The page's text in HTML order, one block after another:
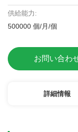
供給能力:
500000 個/月/個
お問い合わ
詳細情報